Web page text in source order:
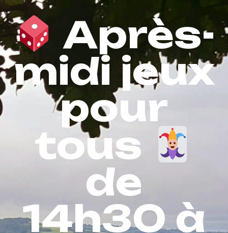
Après-
midi jeux
pour
tous
de
14h30 à